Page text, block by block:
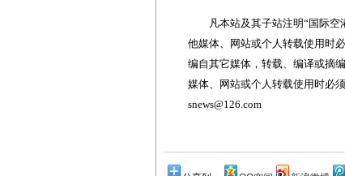
凡本站及其子站注明“国际空
他媒体、网站或个人转载使用时
编自其它媒体，转载、编译或摘
媒体、网站或个人转载使用时必
snews@126.com